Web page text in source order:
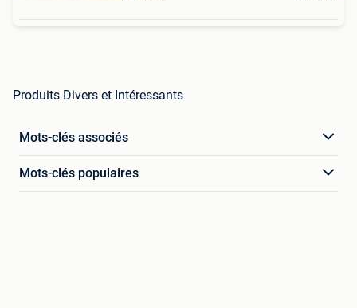
Produits Divers et Intéressants
Mots-clés associés
Mots-clés populaires